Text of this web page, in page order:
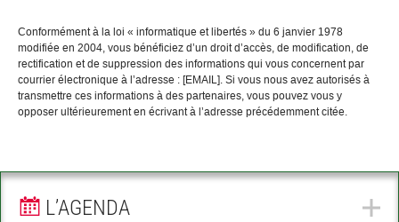
Conformément à la loi « informatique et libertés » du 6 janvier 1978
modifiée en 2004, vous bénéficiez d’un droit d’accès, de modification, de
rectification et de suppression des informations qui vous concernent par
courrier électronique à l’adresse : [EMAIL]. Si vous nous avez autorisés à
transmettre ces informations à des partenaires, vous pouvez vous y
opposer ultérieurement en écrivant à l’adresse précédemment citée.
L’AGENDA